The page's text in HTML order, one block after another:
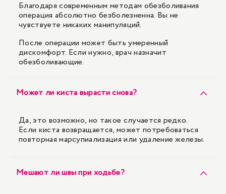
Благодаря современным методам обезболивания
операция абсолютно безболезненна. Вы не
чувствуете никаких манипуляций.
После операции может быть умеренный
дискомфорт. Если нужно, врач назначит
обезболивающие.
Может ли киста вырасти снова?
Да, это возможно, но такое случается редко.
Если киста возвращается, может потребоваться
повторная марсупиализация или удаление железы.
Мешают ли швы при ходьбе?